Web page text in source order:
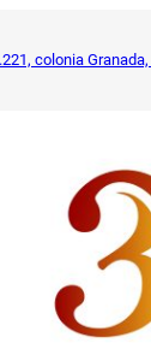
colonia